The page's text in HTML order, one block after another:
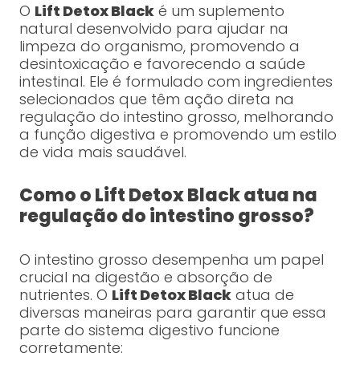
O Lift Detox Blacké um suplemento
natural desenvolvido para ajudar na
limpeza do organismo, promovendo a
desintoxicação e favorecendo a saúde
intestinal. Ele é formulado com ingredientes
selecionados que têm ação direta na
regulação do intestino grosso, melhorando
a função digestiva e promovendo um estilo
de vida mais saudável.
Como o Lift Detox Black atua na
regulação do intestino grosso?
O intestino grosso desempenha um papel
crucial na digestão e absorção de
nutrientes. O Lift Detox Blackatua de
diversas maneiras para garantir que essa
parte do sistema digestivo funcione
corretamente: